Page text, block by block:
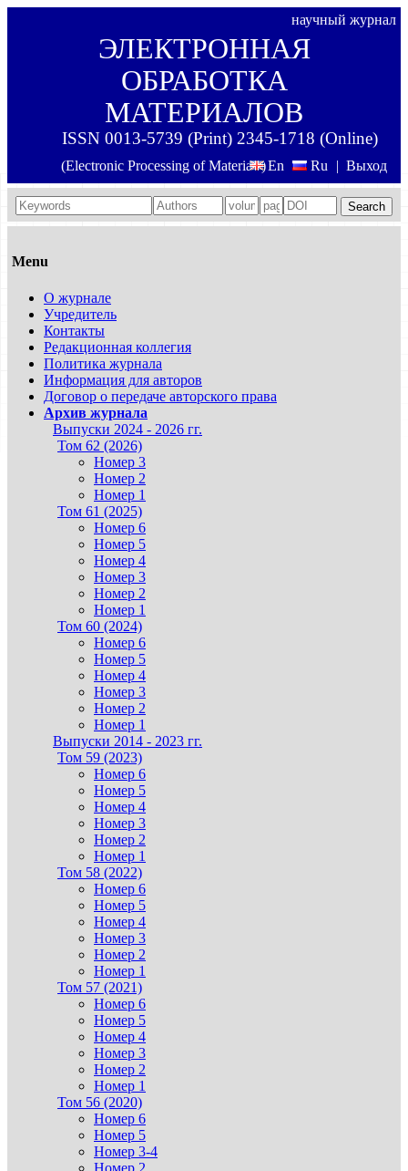
научный журнал
ЭЛЕКТРОННАЯ
ОБРАБОТКА
МАТЕРИАЛОВ
ISSN 0013-5739 (Print) 2345-1718 (Online)
(Electronic Processing of Materials) Выход
En Ru |
Search
Menu
О журнале
Учредитель
Контакты
Редакционная коллегия
Политика журнала
Информация для авторов
Договор о передаче авторского права
Архив журнала
Выпуски 2024 - 2026 гг.
Том 62 (2026)
Номер 3
Номер 2
Номер 1
Том 61 (2025)
Номер 6
Номер 5
Номер 4
Номер 3
Номер 2
Номер 1
Том 60 (2024)
Номер 6
Номер 5
Номер 4
Номер 3
Номер 2
Номер 1
Выпуски 2014 - 2023 гг.
Том 59 (2023)
Номер 6
Номер 5
Номер 4
Номер 3
Номер 2
Номер 1
Том 58 (2022)
Номер 6
Номер 5
Номер 4
Номер 3
Номер 2
Номер 1
Том 57 (2021)
Номер 6
Номер 5
Номер 4
Номер 3
Номер 2
Номер 1
Том 56 (2020)
Номер 6
Номер 5
Номер 3-4
Номер 2